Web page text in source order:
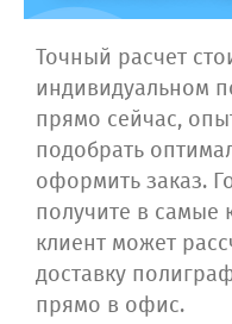
Точный расчет
индивидуальном
прямо сейчас,
подобрать
оформить заказ.
получите в самые
клиент может
доставку
прямо в офис.